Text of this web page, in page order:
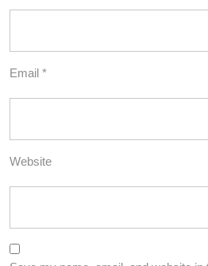
Email *
Website